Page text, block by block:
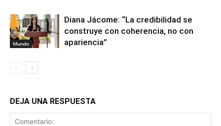
Mundo
Diana Jácome: “La credibilidad se
construye con coherencia, no con
apariencia”
DEJA UNA RESPUESTA